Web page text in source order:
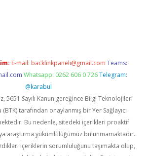
E-mail: backlinkpaneli@gmail.com Teams:
Whatsapp: 0262 606 0 726 Telegram:
@karabul
5651 Sayılı Kanun gereğince Bilgi Teknolojileri
tarafından onaylanmış bir Yer Sağlayıcı
Bu nedenle, sitedeki içerikleri proaktif
araştırma yükümlülüğümüz bulunmamaktadır.
içeriklerin sorumluluğunu taşımakta olup,